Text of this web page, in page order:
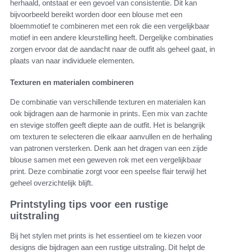
herhaald, ontstaat er een gevoel van consistentie. Dit kan
bijvoorbeeld bereikt worden door een blouse met een
bloemmotief te combineren met een rok die een vergelijkbaar
motief in een andere kleurstelling heeft. Dergelijke combinaties
zorgen ervoor dat de aandacht naar de outfit als geheel gaat, in
plaats van naar individuele elementen.
Texturen en materialen combineren
De combinatie van verschillende texturen en materialen kan
ook bijdragen aan de harmonie in prints. Een mix van zachte
en stevige stoffen geeft diepte aan de outfit. Het is belangrijk
om texturen te selecteren die elkaar aanvullen en de herhaling
van patronen versterken. Denk aan het dragen van een zijde
blouse samen met een geweven rok met een vergelijkbaar
print. Deze combinatie zorgt voor een speelse flair terwijl het
geheel overzichtelijk blijft.
Printstyling tips voor een rustige
uitstraling
Bij het stylen met prints is het essentieel om te kiezen voor
designs die bijdragen aan een rustige uitstraling. Dit helpt de